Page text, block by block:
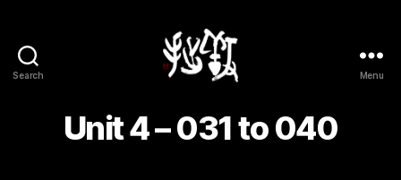
Search Menu
Unit 4 – 031 to 040